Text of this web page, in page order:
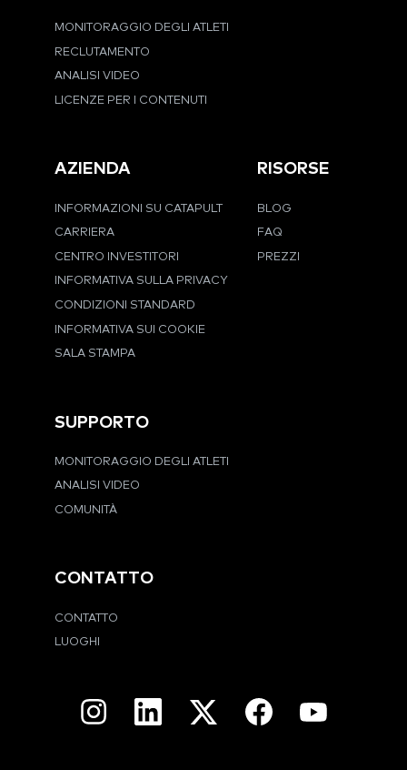
MONITORAGGIO DEGLI ATLETI
RECLUTAMENTO
ANALISI VIDEO
LICENZE PER I CONTENUTI
AZIENDA
INFORMAZIONI SU CATAPULT
CARRIERA
CENTRO INVESTITORI
INFORMATIVA SULLA PRIVACY
CONDIZIONI STANDARD
INFORMATIVA SUI COOKIE
SALA STAMPA
RISORSE
BLOG
FAQ
PREZZI
SUPPORTO
MONITORAGGIO DEGLI ATLETI
ANALISI VIDEO
COMUNITÀ
CONTATTO
CONTATTO
LUOGHI